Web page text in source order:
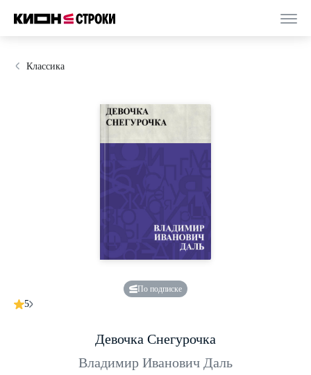
Классика
По подписке
5
Девочка Снегурочка
Владимир Иванович Даль